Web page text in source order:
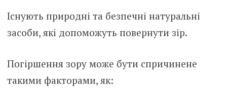
Існують природні та безпечні натуральні
засоби, які допоможуть повернути зір.
Погіршення зору може бути спричинене
такими факторами, як: